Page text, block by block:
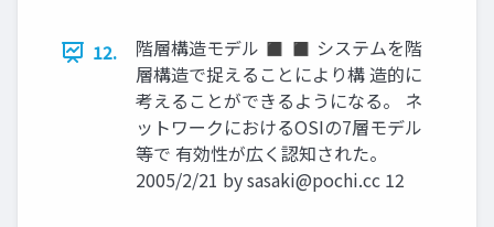
12.
階層構造モデル ◼ ◼ システムを階
層構造で捉えることにより構 造的に
考えることができるようになる。 ネ
ットワークにおけるOSIの7層モデル
等で 有効性が広く認知された。
2005/2/21 bysasaki@pochi.cc 12